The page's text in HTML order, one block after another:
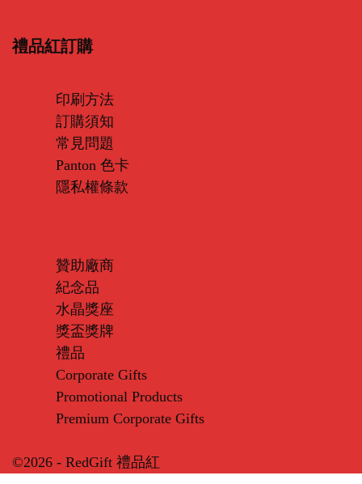
禮品紅訂購
印刷方法
訂購須知
常見問題
Panton 色卡
隱私權條款
贊助廠商
紀念品
水晶獎座
獎盃獎牌
禮品
Corporate Gifts
Promotional Products
Premium Corporate Gifts
©2026 - RedGift 禮品紅